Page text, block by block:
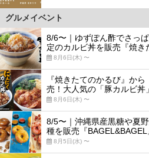
グルメイベント
8/6〜｜ゆずぽん酢でさっ
定のカルビ丼を販売『焼き
8月6日(木) 〜
『焼きたてのかるび』か
売！大人気の「豚カルビ丼
8月6日(木) 〜
8/5〜｜沖縄県産黒糖や夏
種を販売『BAGEL&BAGEL
8月5日(水) 〜